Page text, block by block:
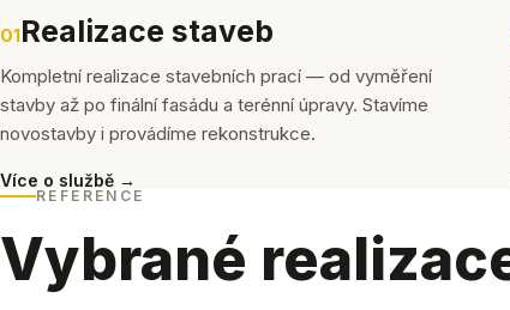
01Realizace staveb
Kompletní realizace stavebních prací — od vyměření
stavby až po finální fasádu a terénní úpravy. Stavíme
novostavby i provádíme rekonstrukce.
Více o službě →
REFERENCE
Vybrané